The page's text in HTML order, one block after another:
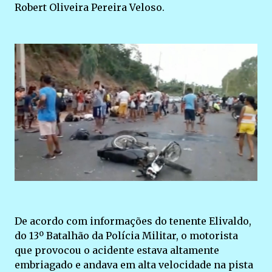
Robert Oliveira Pereira Veloso.
De acordo com informações do tenente Elivaldo,
do 13º Batalhão da Polícia Militar, o motorista
que provocou o acidente estava altamente
embriagado e andava em alta velocidade na pista